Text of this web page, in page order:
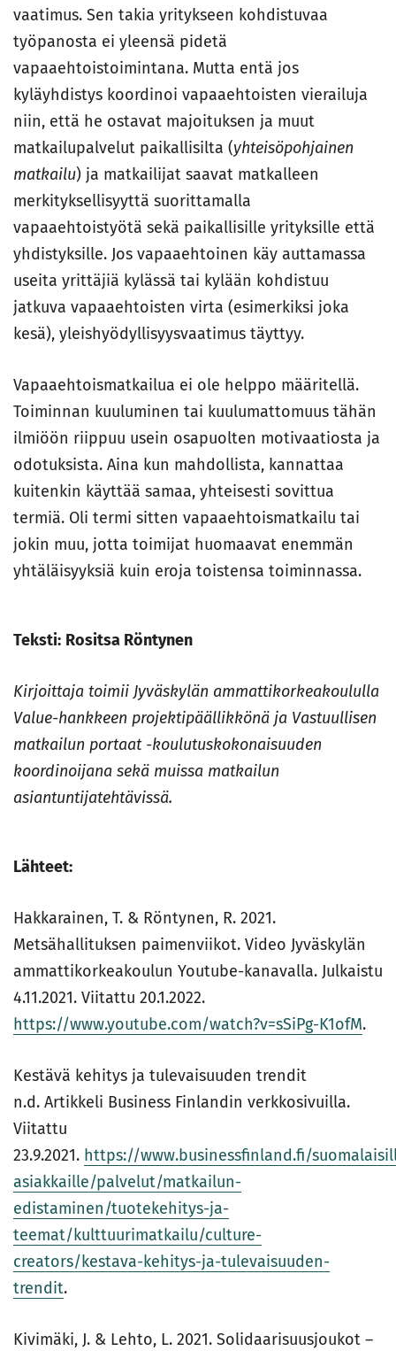
vaatimus. Sen takia yritykseen kohdistuvaa
työpanosta ei yleensä pidetä
vapaaehtoistoimintana. Mutta entä jos
kyläyhdistys koordinoi vapaaehtoisten vierailuja
niin, että he ostavat majoituksen ja muut
matkailupalvelut paikallisilta (yhteisöpohjainen
matkailu) ja matkailijat saavat matkalleen
merkityksellisyyttä suorittamalla
vapaaehtoistyötä sekä paikallisille yrityksille että
yhdistyksille. Jos vapaaehtoinen käy auttamassa
useita yrittäjiä kylässä tai kylään kohdistuu
jatkuva vapaaehtoisten virta (esimerkiksi joka
kesä), yleishyödyllisyysvaatimus täyttyy.
Vapaaehtoismatkailua ei ole helppo määritellä.
Toiminnan kuuluminen tai kuulumattomuus tähän
ilmiöön riippuu usein osapuolten motivaatiosta ja
odotuksista. Aina kun mahdollista, kannattaa
kuitenkin käyttää samaa, yhteisesti sovittua
termiä. Oli termi sitten vapaaehtoismatkailu tai
jokin muu, jotta toimijat huomaavat enemmän
yhtäläisyyksiä kuin eroja toistensa toiminnassa.
Teksti: Rositsa Röntynen
Kirjoittaja toimii Jyväskylän ammattikorkeakoululla
Value-hankkeen projektipäällikkönä ja Vastuullisen
matkailun portaat -koulutuskokonaisuuden
koordinoijana sekä muissa matkailun
asiantuntijatehtävissä.
Lähteet:
Hakkarainen, T. & Röntynen, R. 2021.
Metsähallituksen paimenviikot. Video Jyväskylän
ammattikorkeakoulun Youtube-kanavalla. Julkaistu
4.11.2021. Viitattu 20.1.2022.
https://www.youtube.com/watch?v=sSiPg-K1ofM.
Kestävä kehitys ja tulevaisuuden trendit
n.d. Artikkeli Business Finlandin verkkosivuilla.
Viitattu
23.9.2021. https://www.businessfinland.fi/
asiakkaille/palvelut/matkailun-
edistaminen/tuotekehitys-ja-
teemat/kulttuurimatkailu/culture-
creators/kestava-kehitys-ja-tulevaisuuden-
trendit.
Kivimäki, J. & Lehto, L. 2021. Solidaarisuusjoukot –